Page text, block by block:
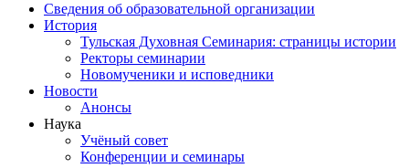
Сведения об образовательной организации
История
Тульская Духовная Семинария: страницы истории
Ректоры семинарии
Новомученики и исповедники
Новости
Анонсы
Наука
Учёный совет
Конференции и семинары